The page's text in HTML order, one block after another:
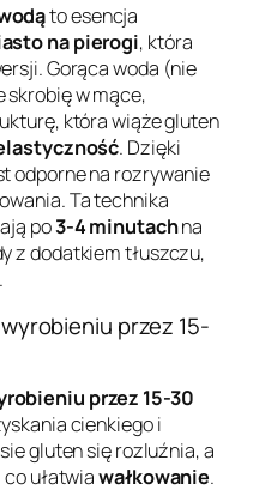
to esencja
na pierogi, która
Gorąca woda (nie
w mące,
która wiąże gluten
. Dzięki
odporne na rozrywanie
Ta technika
po3-4 minutachna
z dodatkiem tłuszczu,
przez 15-
przez 15-30
cienkiego i
gluten się rozluźnia, a
ułatwiawałkowanie.